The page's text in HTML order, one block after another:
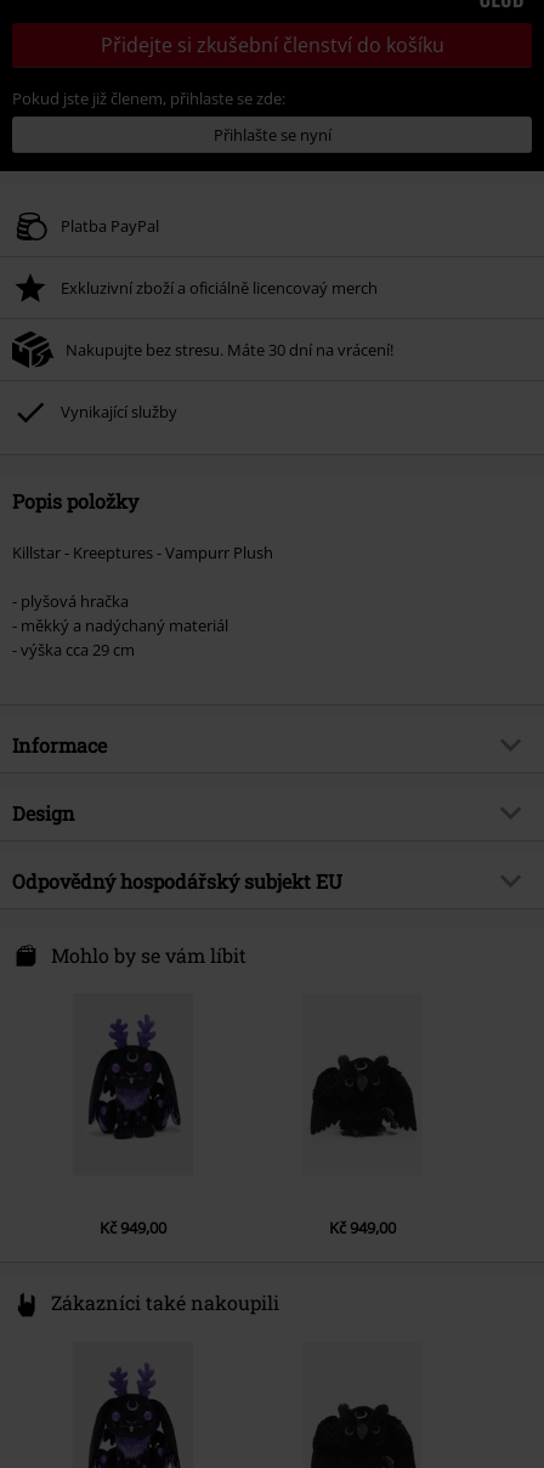
Přidejte si zkušební členství do košíku
Pokud jste již členem, přihlaste se zde:
Přihlašte se nyní
Platba PayPal
Exkluzivní zboží a oficiálně licencovaý merch
Nakupujte bez stresu. Máte 30 dní na vrácení!
Vynikající služby
Popis položky
Killstar - Kreeptures - Vampurr Plush
- plyšová hračka
- měkký a nadýchaný materiál
- výška cca 29 cm
Informace
Zboží č.
Brand
Killstar
Datum vydání
Design
Typ výrobku
Plyšová hračka
Odpovědný hospodářský subjekt EU
Säntisstraße 89
eu@killstar.com
Mohlo by se vám líbit
Kč 949,00 Kč 949,00
Zákazníci také nakoupili